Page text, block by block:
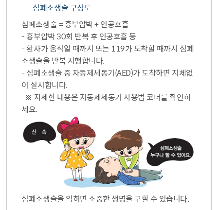
심폐소생술 구성도
심폐소생술 = 흉부압박 + 인공호흡
- 흉부압박 30회 반복 후 인공호흡 등
- 환자가 움직일 때까지 또는 119가 도착할 때까지 심폐
소생술을 반복 시행합니다.
- 심폐소생술 중 자동제세동기(AED)가 도착하면 지체없
이 실시합니다.
※ 자세한 내용은 자동제세동기 사용법 코너를 확인하
세요.
심폐소생술을 익히면 소중한 생명을 구할 수 있습니다.